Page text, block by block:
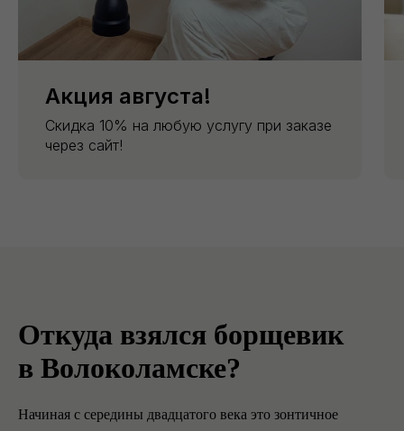
Акция августа!
Скидка 10% на любую услугу при заказе
через сайт!
Откуда взялся борщевик
в Волоколамске?
Начиная с середины двадцатого века это зонтичное